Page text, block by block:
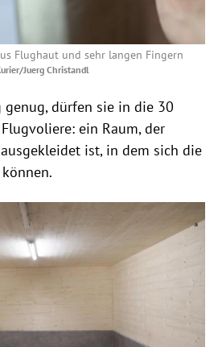
Flughaut und sehr langen Fingern
Juerg Christandl
dürfen sie in die 30
ein Raum, der
ist, in dem sich die